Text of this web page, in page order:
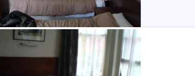
von Ibrahim, Oktober 2014